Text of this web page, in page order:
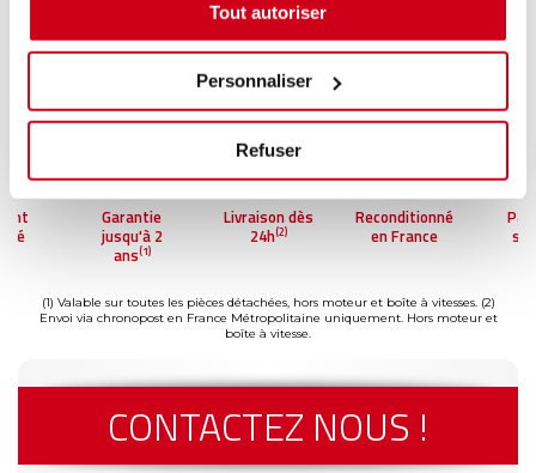
Tout autoriser
Personnaliser
Refuser
Garantie
jusqu'à 2
ans(1)
Livraison dès
24h(2)
Reconditionné
en France
(1) Valable sur toutes les pièces détachées, hors moteur et boîte à vitesses. (2)
Envoi via chronopost en France Métropolitaine uniquement. Hors moteur et
boîte à vitesse.
CONTACTEZ NOUS !